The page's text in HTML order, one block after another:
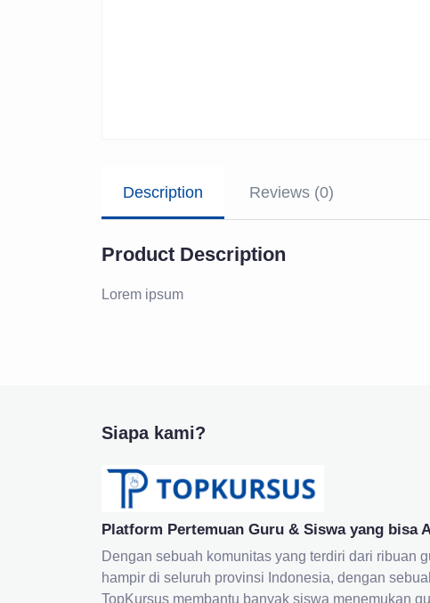
Description Reviews (0)
Product Description
Lorem ipsum
Siapa kami?
Platform Pertemuan Guru & Siswa yang bisa
Dengan sebuah komunitas yang terdiri dari ribuan
hampir di seluruh provinsi Indonesia, dengan
TopKursus membantu banyak siswa menemukan